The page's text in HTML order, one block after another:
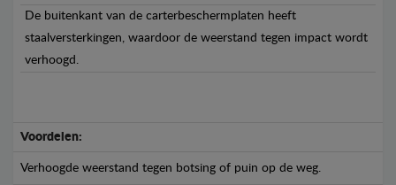
De buitenkant van de carterbeschermplaten heeft
staalversterkingen, waardoor de weerstand tegen impact wordt
verhoogd.
Voordelen:
Verhoogde weerstand tegen botsing of puin op de weg.